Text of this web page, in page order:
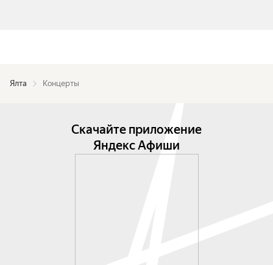
Ялта Концерты
Скачайте приложение
Яндекс Афиши